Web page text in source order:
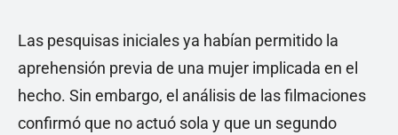
Las pesquisas iniciales ya habían permitido la
aprehensión previa de una mujer implicada en el
hecho. Sin embargo, el análisis de las filmaciones
confirmó que no actuó sola y que un segundo